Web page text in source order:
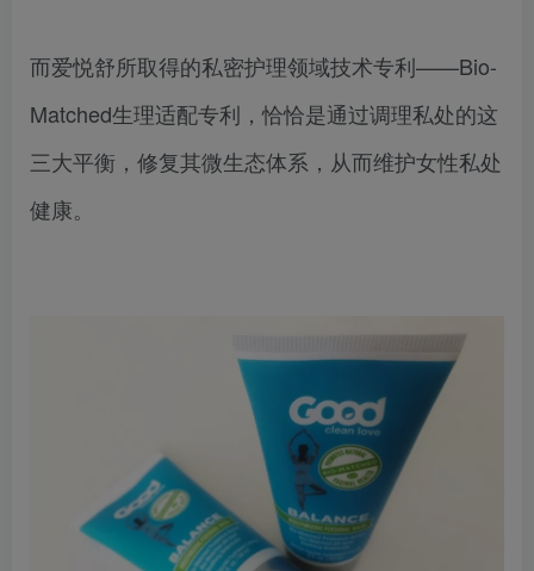
而爱悦舒所取得的私密护理领域技术专利——Bio-
Matched生理适配专利，恰恰是通过调理私处的这
三大平衡，修复其微生态体系，从而维护女性私处
健康。